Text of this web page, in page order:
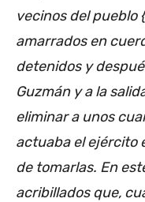
vecinos del pueblo
amarrados en
detenidos y
Guzmán y a la
eliminar a unos
actuaba el ejército
de tomarlas. En
acribillados que,